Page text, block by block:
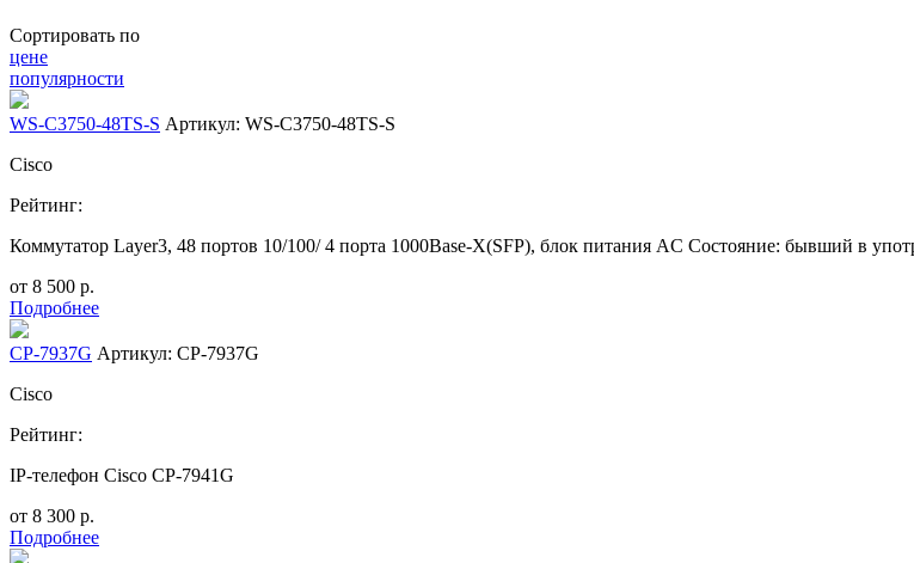
Сортировать по
цене
популярности
WS-C3750-48TS-S Артикул: WS-C3750-48TS-S
Cisco
Рейтинг:
Коммутатор Layer3, 48 портов 10/100/ 4 порта 1000Base-X(SFP), блок питания AC Состояние: бывший в
от 8 500 р.
Подробнее
CP-7937G Артикул: CP-7937G
Cisco
Рейтинг:
IP-телефон Cisco CP-7941G
от 8 300 р.
Подробнее